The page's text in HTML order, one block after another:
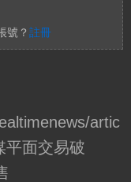
號？ 註冊
artic
平面交易破